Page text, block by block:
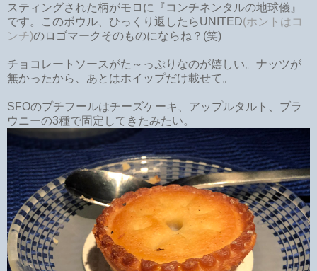
スティングされた柄がモロに『コンチネンタルの地球儀』
です。このボウル、ひっくり返したらUNITED(ホントはコ
ンチ)のロゴマークそのものにならね？(笑)
チョコレートソースがた～っぷりなのが嬉しい。ナッツが
無かったから、あとはホイップだけ載せて。
SFOのプチフールはチーズケーキ、アップルタルト、ブラ
ウニーの3種で固定してきたみたい。